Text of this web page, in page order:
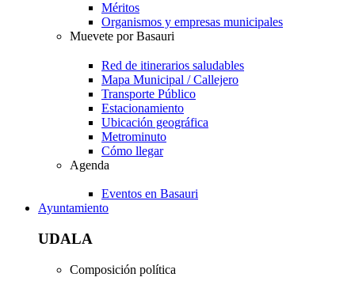
Méritos
Organismos y empresas municipales
Muevete por Basauri
Red de itinerarios saludables
Mapa Municipal / Callejero
Transporte Público
Estacionamiento
Ubicación geográfica
Metrominuto
Cómo llegar
Agenda
Eventos en Basauri
Ayuntamiento
UDALA
Composición política